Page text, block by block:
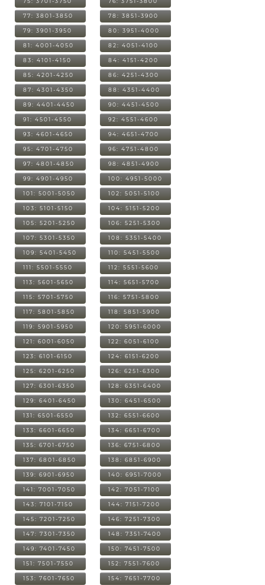
77: 3801-3850 78: 3851-3900
79: 3901-3950 80: 3951-4000
81: 4001-4050 82: 4051-4100
83: 4101-4150 84: 4151-4200
85: 4201-4250 86: 4251-4300
87: 4301-4350 88: 4351-4400
89: 4401-4450 90: 4451-4500
91: 4501-4550 92: 4551-4600
93: 4601-4650 94: 4651-4700
95: 4701-4750 96: 4751-4800
97: 4801-4850 98: 4851-4900
99: 4901-4950 100: 4951-5000
101: 5001-5050 102: 5051-5100
103: 5101-5150 104: 5151-5200
105: 5201-5250 106: 5251-5300
107: 5301-5350 108: 5351-5400
109: 5401-5450 110: 5451-5500
111: 5501-5550 112: 5551-5600
113: 5601-5650 114: 5651-5700
115: 5701-5750 116: 5751-5800
117: 5801-5850 118: 5851-5900
119: 5901-5950 120: 5951-6000
121: 6001-6050 122: 6051-6100
123: 6101-6150 124: 6151-6200
125: 6201-6250 126: 6251-6300
127: 6301-6350 128: 6351-6400
129: 6401-6450 130: 6451-6500
131: 6501-6550 132: 6551-6600
133: 6601-6650 134: 6651-6700
135: 6701-6750 136: 6751-6800
137: 6801-6850 138: 6851-6900
139: 6901-6950 140: 6951-7000
141: 7001-7050 142: 7051-7100
143: 7101-7150 144: 7151-7200
145: 7201-7250 146: 7251-7300
147: 7301-7350 148: 7351-7400
149: 7401-7450 150: 7451-7500
151: 7501-7550 152: 7551-7600
153: 7601-7650 154: 7651-7700